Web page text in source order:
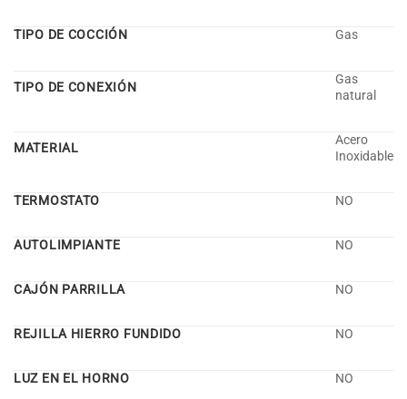
TIPO DE COCCIÓN Gas
TIPO DE CONEXIÓN
Gas
natural
MATERIAL
Acero
Inoxidable
TERMOSTATO NO
AUTOLIMPIANTE NO
CAJÓN PARRILLA NO
REJILLA HIERRO FUNDIDO NO
LUZ EN EL HORNO NO